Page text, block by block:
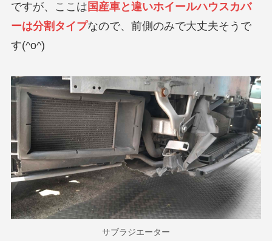
ですが、ここは 国産車と違いホイールハウスカバ
ーは分割タイプなので、前側のみで大丈夫そうで
す(^o^)
サブラジエーター